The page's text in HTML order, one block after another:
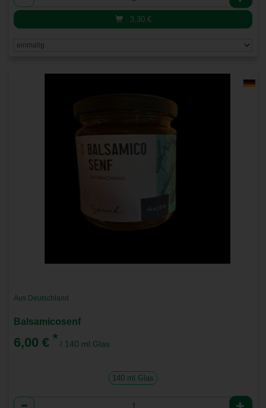
3,30 €
Aus Deutschland
Balsamicosenf
6,00 € * / 140 ml Glas
140 ml Glas
Anzahl